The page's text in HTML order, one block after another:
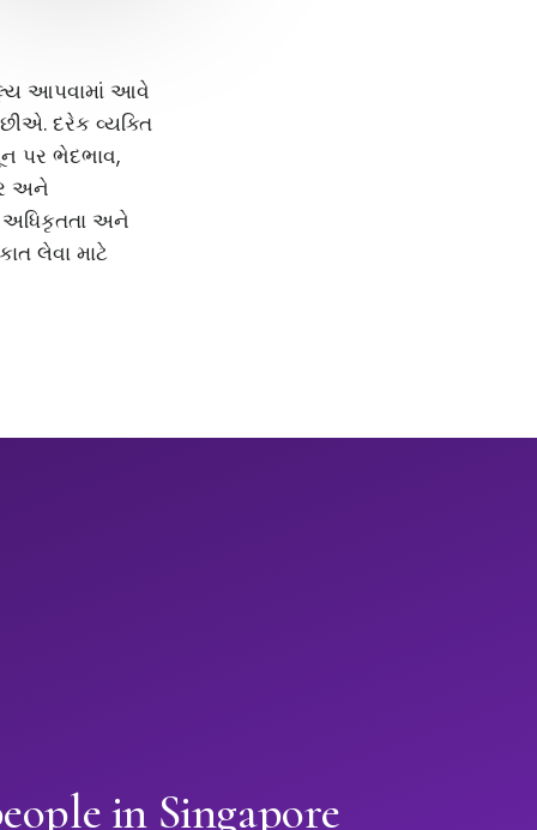
આપવામાં આવે
દરેક વ્યક્તિ
પર ભેદભાવ,
અને
અધિકૃતતા અને
લેવા માટે
in Singapore